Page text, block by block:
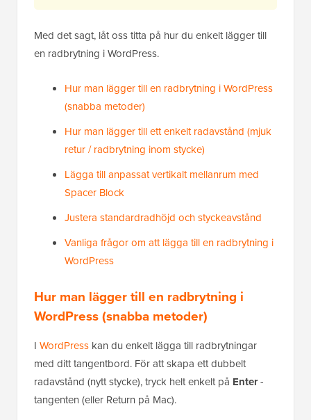
Med det sagt, låt oss titta på hur du enkelt lägger till
en radbrytning i WordPress.
Hur man lägger till en radbrytning i WordPress
(snabba metoder)
Hur man lägger till ett enkelt radavstånd (mjuk
retur / radbrytning inom stycke)
Lägga till anpassat vertikalt mellanrum med
Spacer Block
Justera standardradhöjd och styckeavstånd
Vanliga frågor om att lägga till en radbrytning i
WordPress
Hur man lägger till en radbrytning i
WordPress (snabba metoder)
I WordPress kan du enkelt lägga till radbrytningar
med ditt tangentbord. För att skapa ett dubbelt
radavstånd (nytt stycke), tryck helt enkelt på Enter-
tangenten (eller Return på Mac).